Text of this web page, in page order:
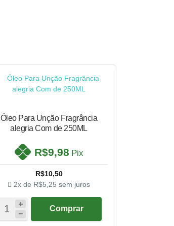
Óleo Para Unção Fragrância
alegria Com de 250ML
R$9,98 Pix
R$10,50
2x de R$5,25 sem juros
Comprar